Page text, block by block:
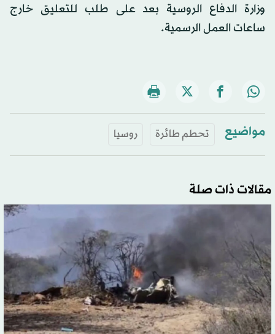
وزارة الدفاع الروسية بعد على ​طلب ​للتعليق خارج
ساعات العمل الرسمية.
مواضيع تحطم طائرة روسيا
مقالات ذات صلة